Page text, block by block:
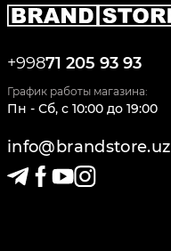
+99871 205 93 93
График работы магазина:
Пн - Сб, c 10:00 до 19:00
info@brandstore.uz